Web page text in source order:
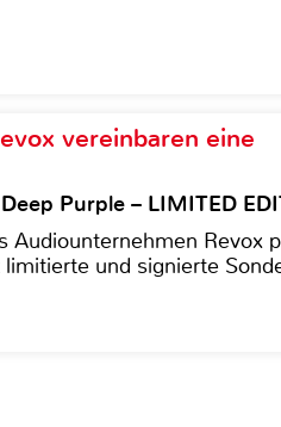
vereinbaren eine
Purple – LIMITED
Audiounternehmen Revox
und signierte